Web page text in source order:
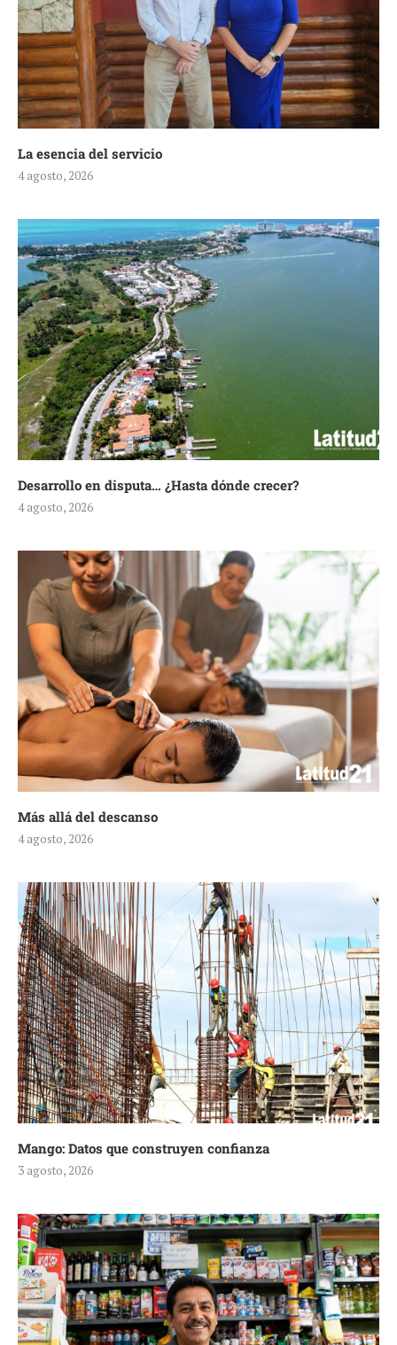
La esencia del servicio
4 agosto, 2026
Desarrollo en disputa… ¿Hasta dónde crecer?
4 agosto, 2026
Más allá del descanso
4 agosto, 2026
Mango: Datos que construyen confianza
3 agosto, 2026